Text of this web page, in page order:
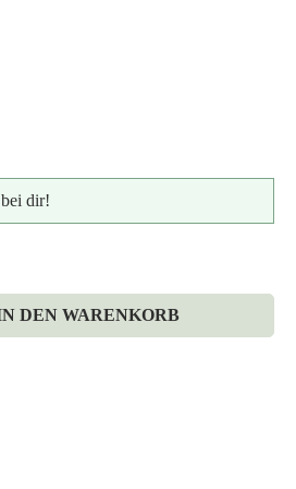
SCHWARZ
dir!
Wert ein oder
DEN WARENKORB